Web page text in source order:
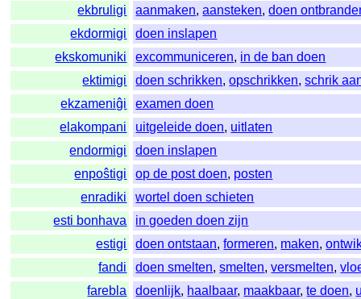
ekbruligi
aanmaken,aansteken,doen
ekdormigi
doen inslapen
ekskomuniki
excommuniceren, in de ban doen
ektimigi
doen schrikken,opschrikken,schrik
ekzameniĝi
examen doen
elakompani
uitgeleide doen, uitlaten
endormigi
doen inslapen
enpoŝtigi
op de post doen, posten
enradiki
wortel doen schieten
esti bonhava
in goeden doen zijn
estigi
doen ontstaan,formeren, maken,
fandi
doen smelten,smelten,versmelten,
farebla
doenlijk, haalbaar, maakbaar,te doen,